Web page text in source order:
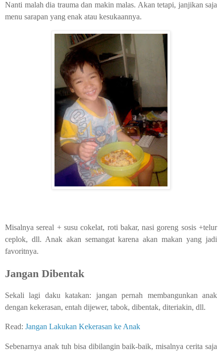
Nanti malah dia trauma dan makin malas. Akan tetapi, janjikan saja
menu sarapan yang enak atau kesukaannya.
Misalnya sereal + susu cokelat, roti bakar, nasi goreng sosis +telur
ceplok, dll. Anak akan semangat karena akan makan yang jadi
favoritnya.
Jangan Dibentak
Sekali lagi daku katakan: jangan pernah membangunkan anak
dengan kekerasan, entah dijewer, tabok, dibentak, diteriakin, dll.
Read: Jangan Lakukan Kekerasan ke Anak
Sebenarnya anak tuh bisa dibilangin baik-baik, misalnya cerita saja